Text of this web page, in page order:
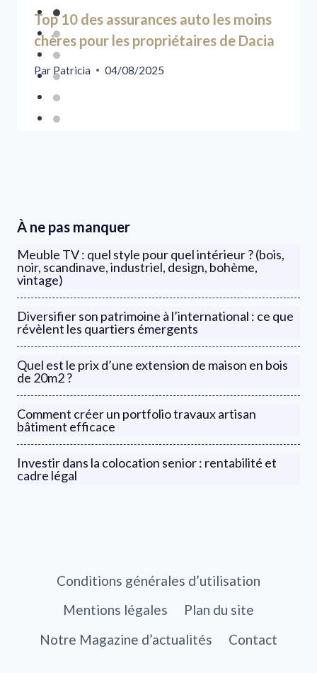
Top 10 des assurances auto les moins
chères pour les propriétaires de Dacia
Par Patricia 04/08/2025
À ne pas manquer
Meuble TV : quel style pour quel intérieur ? (bois,
noir, scandinave, industriel, design, bohème,
vintage)
Diversifier son patrimoine à l’international : ce que
révèlent les quartiers émergents
Quel est le prix d’une extension de maison en bois
de 20m2 ?
Comment créer un portfolio travaux artisan
bâtiment efficace
Investir dans la colocation senior : rentabilité et
cadre légal
Conditions générales d’utilisation
Mentions légales
Plan du site
Notre Magazine d’actualités
Contact